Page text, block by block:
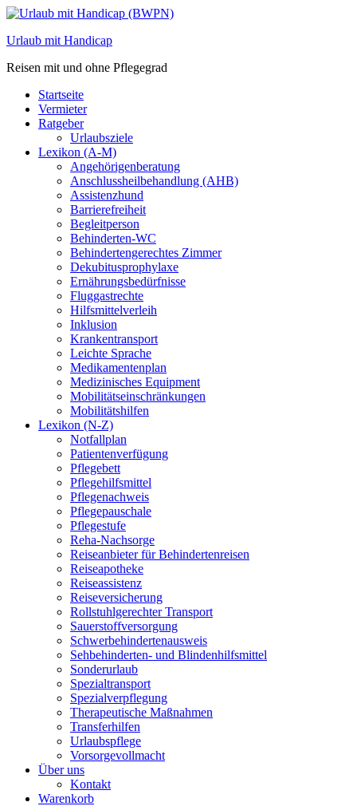
Zum
springen
Urlaub mit Handicap
Reisen mit und ohne Pflegegrad
Startseite
Vermieter
Ratgeber
Urlaubsziele
Lexikon (A-M)
Angehörigenberatung
Anschlussheilbehandlung (AHB)
Assistenzhund
Barrierefreiheit
Begleitperson
Behinderten-WC
Behindertengerechtes Zimmer
Dekubitusprophylaxe
Ernährungsbedürfnisse
Fluggastrechte
Hilfsmittelverleih
Inklusion
Krankentransport
Leichte Sprache
Medikamentenplan
Medizinisches Equipment
Mobilitätseinschränkungen
Mobilitätshilfen
Lexikon (N-Z)
Notfallplan
Patientenverfügung
Pflegebett
Pflegehilfsmittel
Pflegenachweis
Pflegepauschale
Pflegestufe
Reha-Nachsorge
Reiseanbieter für Behindertenreisen
Reiseapotheke
Reiseassistenz
Reiseversicherung
Rollstuhlgerechter Transport
Sauerstoffversorgung
Schwerbehindertenausweis
Sehbehinderten- und Blindenhilfsmittel
Sonderurlaub
Spezialtransport
Spezialverpflegung
Therapeutische Maßnahmen
Transferhilfen
Urlaubspflege
Vorsorgevollmacht
Über uns
Kontakt
Warenkorb